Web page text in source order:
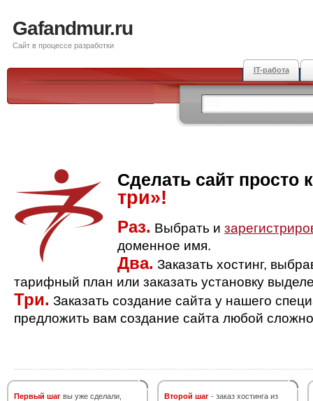
Gafandmur.ru
Сайт в процессе разработки
IT-работа
Сделать сайт просто
три»!
Раз. Выбрать и
доменное имя.
Два. Заказать хостинг,
тарифный план или заказать установку
Три. Заказать создание сайта у нашего
предложить вам создание сайта любой
Первый шаг вы уже сделали,
Второй шаг - заказ хостинга из